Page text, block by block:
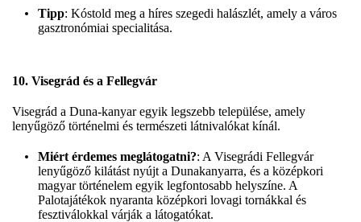
Tipp: Kóstold meg a híres szegedi halászlét, amely a város
gasztronómiai specialitása.
10. Visegrád és a Fellegvár
Visegrád a Duna-kanyar egyik legszebb települése, amely
lenyűgöző történelmi és természeti látnivalókat kínál.
Miért érdemes meglátogatni?: A Visegrádi Fellegvár
lenyűgöző kilátást nyújt a Dunakanyarra, és a középkori
magyar történelem egyik legfontosabb helyszíne. A
Palotajátékok nyaranta középkori lovagi tornákkal és
fesztiválokkal várják a látogatókat.